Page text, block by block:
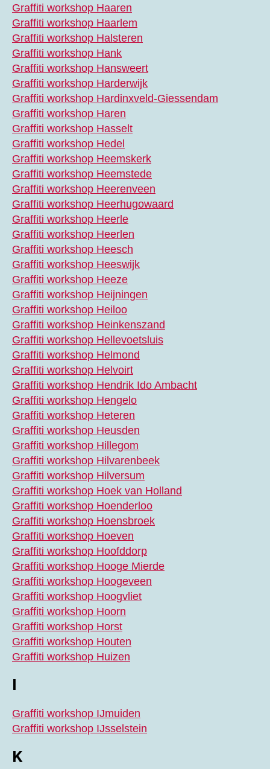
Graffiti workshop Haaren
Graffiti workshop Haarlem
Graffiti workshop Halsteren
Graffiti workshop Hank
Graffiti workshop Hansweert
Graffiti workshop Harderwijk
Graffiti workshop Hardinxveld-Giessendam
Graffiti workshop Haren
Graffiti workshop Hasselt
Graffiti workshop Hedel
Graffiti workshop Heemskerk
Graffiti workshop Heemstede
Graffiti workshop Heerenveen
Graffiti workshop Heerhugowaard
Graffiti workshop Heerle
Graffiti workshop Heerlen
Graffiti workshop Heesch
Graffiti workshop Heeswijk
Graffiti workshop Heeze
Graffiti workshop Heijningen
Graffiti workshop Heiloo
Graffiti workshop Heinkenszand
Graffiti workshop Hellevoetsluis
Graffiti workshop Helmond
Graffiti workshop Helvoirt
Graffiti workshop Hendrik Ido Ambacht
Graffiti workshop Hengelo
Graffiti workshop Heteren
Graffiti workshop Heusden
Graffiti workshop Hillegom
Graffiti workshop Hilvarenbeek
Graffiti workshop Hilversum
Graffiti workshop Hoek van Holland
Graffiti workshop Hoenderloo
Graffiti workshop Hoensbroek
Graffiti workshop Hoeven
Graffiti workshop Hoofddorp
Graffiti workshop Hooge Mierde
Graffiti workshop Hoogeveen
Graffiti workshop Hoogvliet
Graffiti workshop Hoorn
Graffiti workshop Horst
Graffiti workshop Houten
Graffiti workshop Huizen
I
Graffiti workshop IJmuiden
Graffiti workshop IJsselstein
K